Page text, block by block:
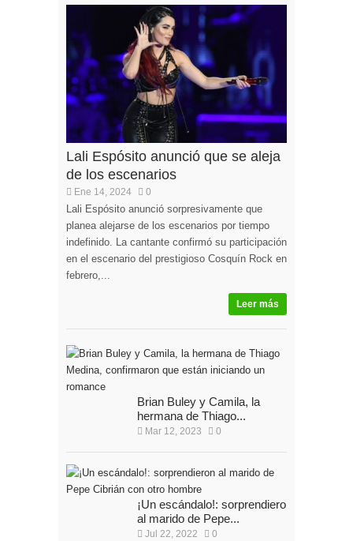
Lali Espósito anunció que se aleja
de los escenarios
Ene 14, 2024 0
Lali Espósito anunció sorpresivamente que
planea alejarse de los escenarios por tiempo
indefinido. La cantante confirmó su participación
en el escenario del prestigioso Cosquín Rock en
febrero,...
Leer más
Brian Buley y Camila, la
hermana de Thiago...
Mar 12, 2023 0
¡Un escándalo!: sorprendieron
al marido de Pepe...
Jul 22, 2022 0